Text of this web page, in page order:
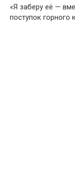
«Я заберу её —
поступок горного